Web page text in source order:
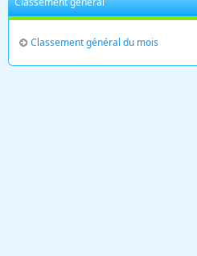
Classement général du mois